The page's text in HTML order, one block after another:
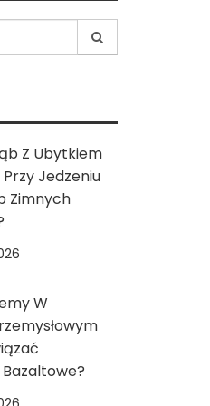
Z Ubytkiem
Jedzeniu
Zimnych
W
Bazaltowe?